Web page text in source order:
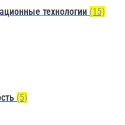
технологии (15)
(5)